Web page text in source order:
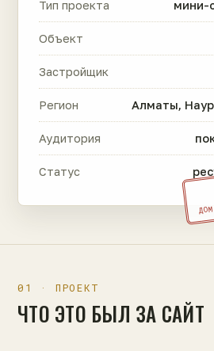
Тип проекта мини-
Объект
Застройщик
Регион Алматы,
Аудитория
Статус
01 · ПРОЕКТ
ЧТО ЭТО БЫЛ ЗА САЙТ